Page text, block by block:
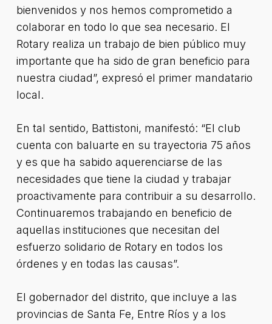
bienvenidos y nos hemos comprometido a
colaborar en todo lo que sea necesario. El
Rotary realiza un trabajo de bien público muy
importante que ha sido de gran beneficio para
nuestra ciudad”, expresó el primer mandatario
local.
En tal sentido, Battistoni, manifestó: “El club
cuenta con baluarte en su trayectoria 75 años
y es que ha sabido aquerenciarse de las
necesidades que tiene la ciudad y trabajar
proactivamente para contribuir a su desarrollo.
Continuaremos trabajando en beneficio de
aquellas instituciones que necesitan del
esfuerzo solidario de Rotary en todos los
órdenes y en todas las causas”.
El gobernador del distrito, que incluye a las
provincias de Santa Fe, Entre Ríos y a los